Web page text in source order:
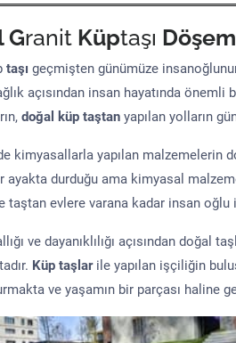
Granit Küptaşı
taşı geçmişten günümüze
açısından insan hayatında
doğal küp taştan yapılan yolların
kimyasallarla yapılan malzemelerin
ayakta durduğu ama kimyasal
taştan evlere varana kadar insan oğlu
ve dayanıklılığı açısından
Küp taşlarile yapılan işçiliğin
ve yaşamın bir parçası haline